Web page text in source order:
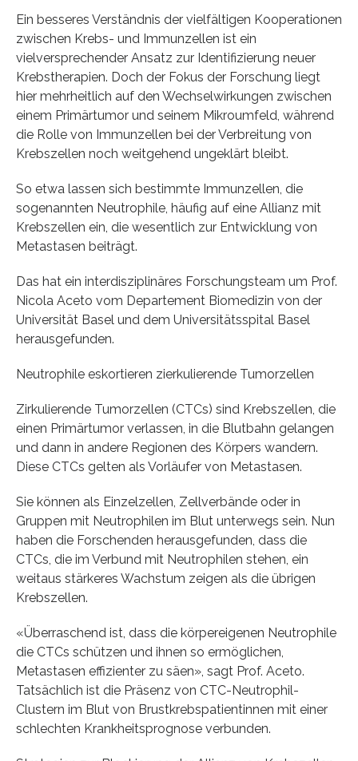
Ein besseres Verständnis der vielfältigen Kooperationen
zwischen Krebs- und Immunzellen ist ein
vielversprechender Ansatz zur Identifizierung neuer
Krebstherapien. Doch der Fokus der Forschung liegt
hier mehrheitlich auf den Wechselwirkungen zwischen
einem Primärtumor und seinem Mikroumfeld, während
die Rolle von Immunzellen bei der Verbreitung von
Krebszellen noch weitgehend ungeklärt bleibt.
So etwa lassen sich bestimmte Immunzellen, die
sogenannten Neutrophile, häufig auf eine Allianz mit
Krebszellen ein, die wesentlich zur Entwicklung von
Metastasen beiträgt.
Das hat ein interdisziplinäres Forschungsteam um Prof.
Nicola Aceto vom Departement Biomedizin von der
Universität Basel und dem Universitätsspital Basel
herausgefunden.
Neutrophile eskortieren zierkulierende Tumorzellen
Zirkulierende Tumorzellen (CTCs) sind Krebszellen, die
einen Primärtumor verlassen, in die Blutbahn gelangen
und dann in andere Regionen des Körpers wandern.
Diese CTCs gelten als Vorläufer von Metastasen.
Sie können als Einzelzellen, Zellverbände oder in
Gruppen mit Neutrophilen im Blut unterwegs sein. Nun
haben die Forschenden herausgefunden, dass die
CTCs, die im Verbund mit Neutrophilen stehen, ein
weitaus stärkeres Wachstum zeigen als die übrigen
Krebszellen.
«Überraschend ist, dass die körpereigenen Neutrophile
die CTCs schützen und ihnen so ermöglichen,
Metastasen effizienter zu säen», sagt Prof. Aceto.
Tatsächlich ist die Präsenz von CTC-Neutrophil-
Clustern im Blut von Brustkrebspatientinnen mit einer
schlechten Krankheitsprognose verbunden.